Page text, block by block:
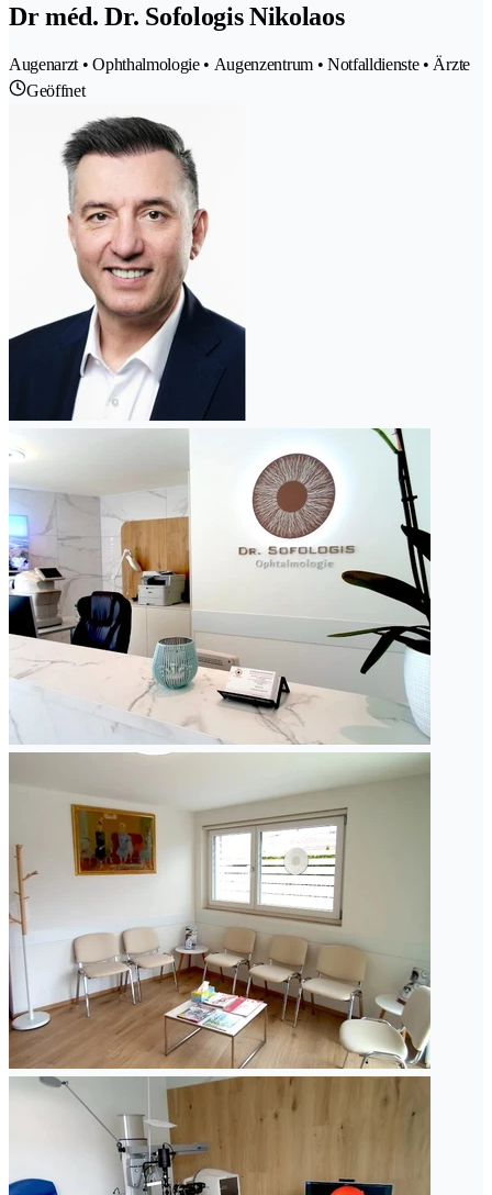
Dr méd. Dr. Sofologis Nikolaos
Augenarzt • Ophthalmologie • Augenzentrum • Notfalldienste • Ärzte
Geöffnet